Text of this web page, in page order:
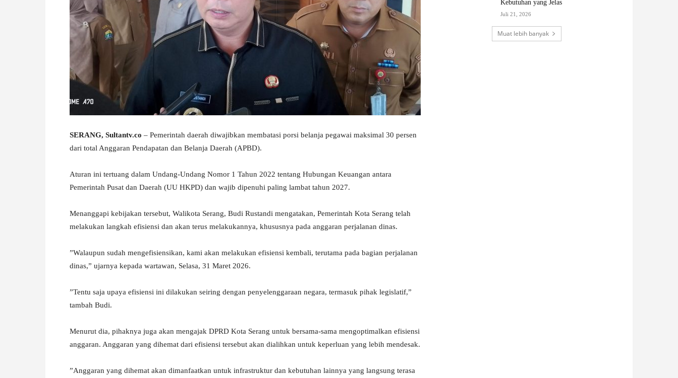
W
SERANG, Sultantv.co – Pemerintah daerah diwajibkan membatasi porsi belanja pegawai maksimal 30 persen
dari total Anggaran Pendapatan dan Belanja Daerah (APBD).
‎Aturan ini tertuang dalam Undang-Undang Nomor 1 Tahun 2022 tentang Hubungan Keuangan antara
Pemerintah Pusat dan Daerah (UU HKPD) dan wajib dipenuhi paling lambat tahun 2027.
‎Menanggapi kebijakan tersebut, Walikota Serang, Budi Rustandi mengatakan, Pemerintah Kota Serang telah
melakukan langkah efisiensi dan akan terus melakukannya, khususnya pada anggaran perjalanan dinas.
‎”Walaupun sudah mengefisiensikan, kami akan melakukan efisiensi kembali, terutama pada bagian perjalanan
dinas,” ujarnya kepada wartawan, Selasa, 31 Maret 2026.
‎”Tentu saja upaya efisiensi ini dilakukan seiring dengan penyelenggaraan negara, termasuk pihak legislatif,”
tambah Budi.
‎Menurut dia, pihaknya juga akan mengajak DPRD Kota Serang untuk bersama-sama mengoptimalkan efisiensi
anggaran. Anggaran yang dihemat dari efisiensi tersebut akan dialihkan untuk keperluan yang lebih mendesak.
‎”Anggaran yang dihemat akan dimanfaatkan untuk infrastruktur dan kebutuhan lainnya yang langsung terasa
Kebutuhan yang Jelas
Juli 21, 2026
Muat lebih banyak